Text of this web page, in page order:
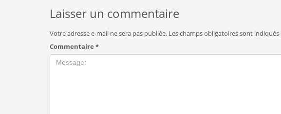
Laisser un commentaire
Votre adresse e-mail ne sera pas publiée. Les champs obligatoires sont indiqués
Commentaire *